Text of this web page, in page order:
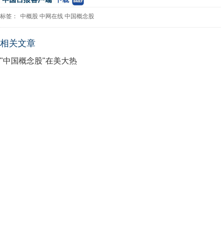
标签： 中概股 中网在线 中国概念股
相关文章
"中国概念股"在美大热